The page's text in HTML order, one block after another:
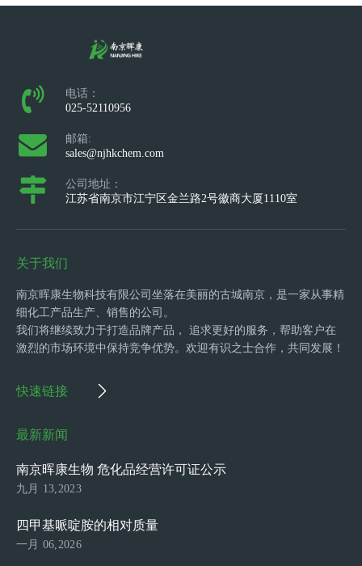
电话：
025-52110956
邮箱:
sales@njhkchem.com
公司地址：
江苏省南京市江宁区金兰路2号徽商大厦1110室
关于我们
南京晖康生物科技有限公司坐落在美丽的古城南京，是一家从事精
细化工产品生产、销售的公司。
我们将继续致力于打造品牌产品， 追求更好的服务，帮助客户在
激烈的市场环境中保持竞争优势。欢迎有识之士合作，共同发展！
快速链接
最新新闻
南京晖康生物 危化品经营许可证公示
九月 13,2023
四甲基哌啶胺的相对质量
一月 06,2026